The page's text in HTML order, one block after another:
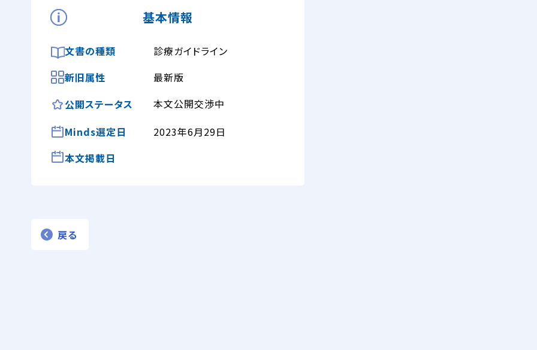
基本情報
文書の種類
診療ガイドライン
新旧属性
最新版
公開ステータス
本文公開交渉中
Minds選定日
2023年6月29日
本文掲載日
戻る